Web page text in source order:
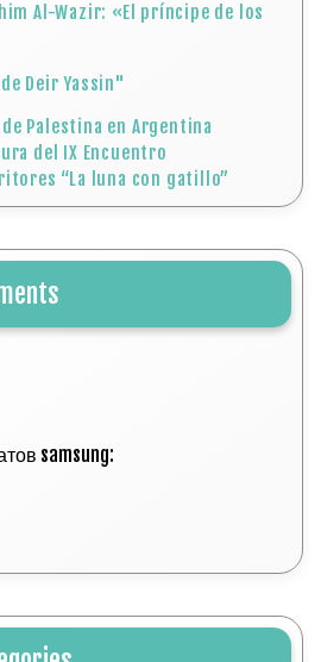
Al-Wazir: «El príncipe de los
Deir Yassin"
Palestina en Argentina
del IX Encuentro
“La luna con gatillo”
samsung: